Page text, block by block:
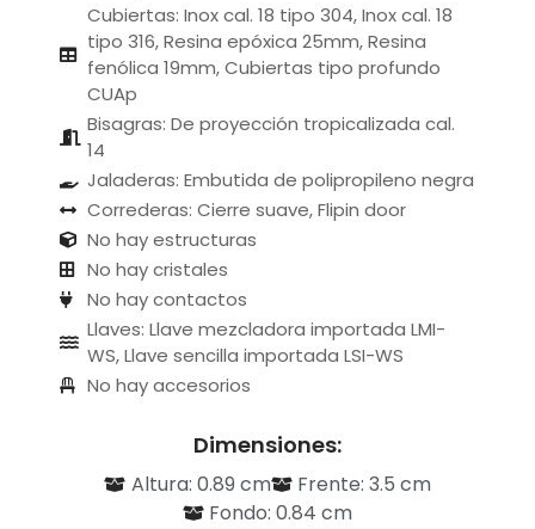
Cubiertas: Inox cal. 18 tipo 304, Inox cal. 18
tipo 316, Resina epóxica 25mm, Resina
fenólica 19mm, Cubiertas tipo profundo
CUAp
Bisagras: De proyección tropicalizada cal.
14
Jaladeras: Embutida de polipropileno negra
Correderas: Cierre suave, Flipin door
No hay estructuras
No hay cristales
No hay contactos
Llaves: Llave mezcladora importada LMI-
WS, Llave sencilla importada LSI-WS
No hay accesorios
Dimensiones:
Altura: 0.89 cm
Frente: 3.5 cm
Fondo: 0.84 cm